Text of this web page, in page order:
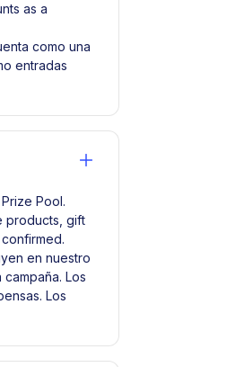
as a
como una
entradas
Pool.
products, gift
en nuestro
Los
Los